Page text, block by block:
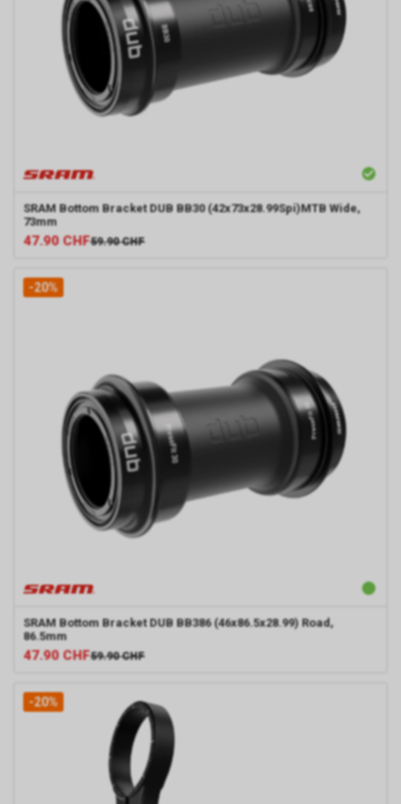
SRAM Bottom Bracket DUB BB30 (42x73x28.99Spi)MTB Wide,
73mm
47.90 CHF59.90 CHF
-20%
SRAM Bottom Bracket DUB BB386 (46x86.5x28.99) Road,
86.5mm
47.90 CHF59.90 CHF
-20%